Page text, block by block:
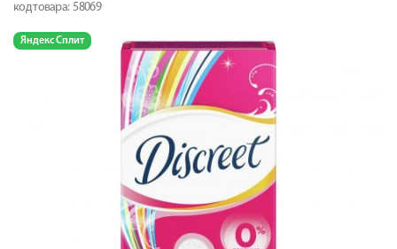
код товара: 58069
Яндекс Сплит